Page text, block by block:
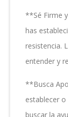
**Sé Firme
has
resistencia.
entender y
**Busca
establecer
buscar la